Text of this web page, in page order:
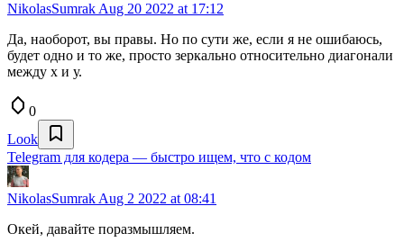
NikolasSumrak Aug 20 2022 at 17:12
Да, наоборот, вы правы. Но по сути же, если я не ошибаюсь,
будет одно и то же, просто зеркально относительно диагонали
между х и у.
0
Look
Telegram для кодера — быстро ищем, что с кодом
NikolasSumrak Aug 2 2022 at 08:41
Окей, давайте поразмышляем.